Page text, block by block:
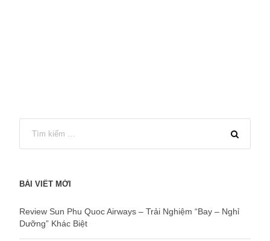
BÀI VIẾT MỚI
Review Sun Phu Quoc Airways – Trải Nghiệm “Bay – Nghỉ
Dưỡng” Khác Biệt